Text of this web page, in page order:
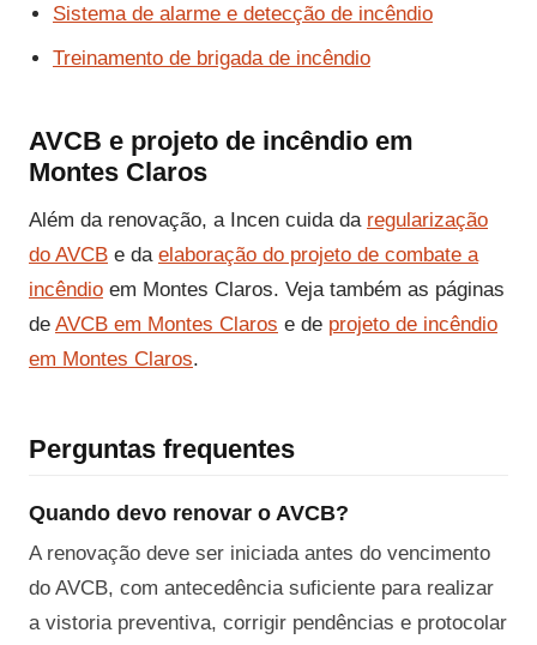
Sistema de alarme e detecção de incêndio
Treinamento de brigada de incêndio
AVCB e projeto de incêndio em
Montes Claros
Além da renovação, a Incen cuida da regularização
do AVCB e da elaboração do projeto de combate a
incêndio em Montes Claros. Veja também as páginas
de AVCB em Montes Claros e de projeto de incêndio
em Montes Claros.
Perguntas frequentes
Quando devo renovar o AVCB?
A renovação deve ser iniciada antes do vencimento
do AVCB, com antecedência suficiente para realizar
a vistoria preventiva, corrigir pendências e protocolar